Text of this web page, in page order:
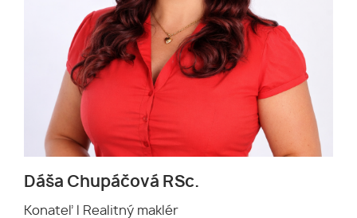
Dáša Chupáčová RSc.
Konateľ l Realitný maklér